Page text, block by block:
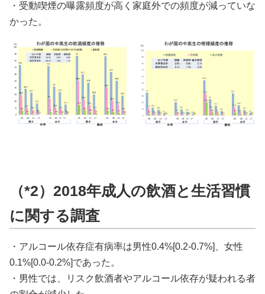
・受動喫煙の曝露頻度が高く家庭外での頻度が減っていな
かった。
（*2）2018年成人の飲酒と生活習慣
に関する調査
・アルコール依存症有病率は男性0.4%[0.2-0.7%]、女性
0.1%[0.0-0.2%]であった。
・男性では、リスク飲酒者やアルコール依存が疑われる者